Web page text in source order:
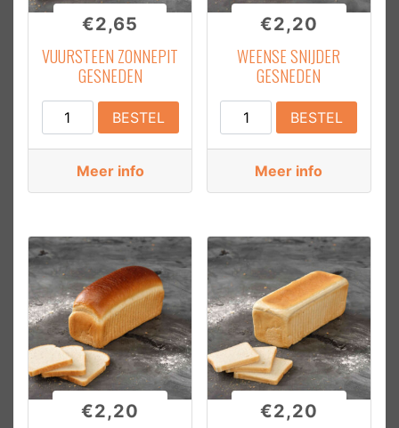
€2,65
VUURSTEEN ZONNEPIT
GESNEDEN
Vuursteen
zonnepit
Gesneden
aantal
BESTEL
Meer info
€2,20
WEENSE SNIJDER
GESNEDEN
Weense
snijder
Gesneden
aantal
BESTEL
Meer info
€2,20 €2,20